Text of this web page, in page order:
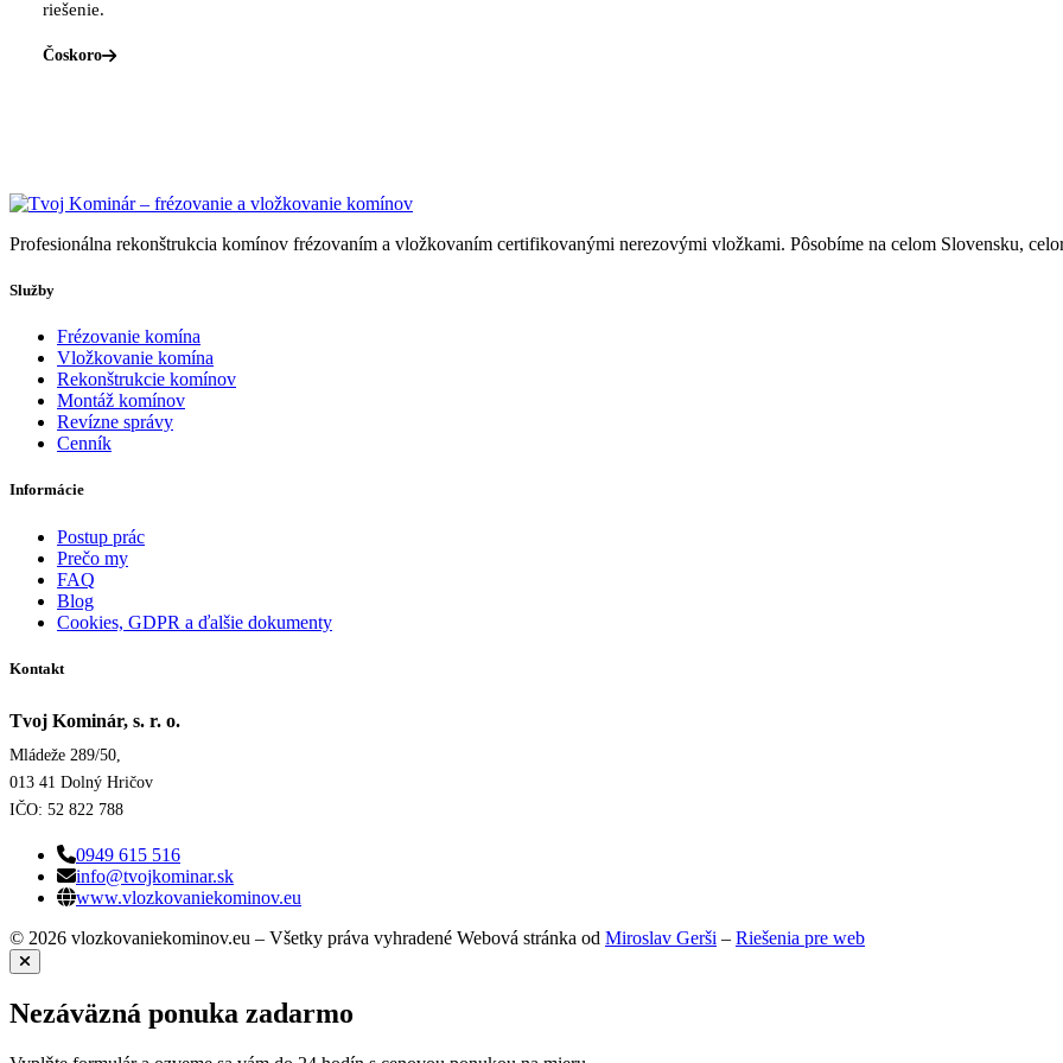
riešenie.
Čoskoro
Profesionálna rekonštrukcia komínov frézovaním a vložkovaním certifikovanými nerezovými vložkami. Pôsobíme na celom Slovensku,
Služby
Frézovanie komína
Vložkovanie komína
Rekonštrukcie komínov
Montáž komínov
Revízne správy
Cenník
Informácie
Postup prác
Prečo my
FAQ
Blog
Cookies, GDPR a ďalšie dokumenty
Kontakt
Tvoj Kominár, s. r. o.
Mládeže 289/50,
013 41 Dolný Hričov
IČO: 52 822 788
0949 615 516
info@tvojkominar.sk
www.vlozkovaniekominov.eu
© 2026 vlozkovaniekominov.eu – Všetky práva vyhradené Webová stránka od Miroslav Gerši – Riešenia pre web
Nezáväzná ponuka zadarmo